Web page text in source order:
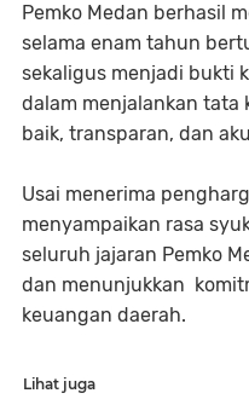
Pemko Medan berhasil
selama enam tahun
sekaligus menjadi bukti
dalam menjalankan tata
baik, transparan, dan
Usai menerima
menyampaikan rasa
seluruh jajaran Pemko
dan menunjukkan
keuangan daerah.
Lihat juga